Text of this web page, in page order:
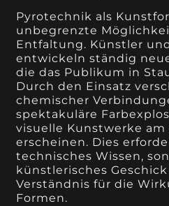
Pyrotechnik als
unbegrenzte
Entfaltung. Künstler
entwickeln ständig
die das Publikum in
Durch den Einsatz
chemischer
spektakuläre
visuelle Kunstwerke am
erscheinen. Dies
technisches Wissen,
künstlerisches
Verständnis für die
Formen.